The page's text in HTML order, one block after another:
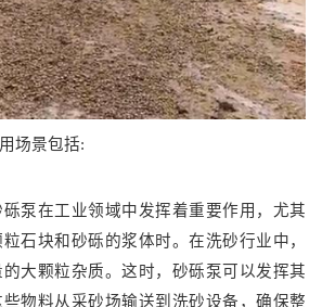
场景包括:
泵在工业领域中发挥着重要作用，尤其
石块和砂砾的浆体时。在洗砂行业中，
大颗粒杂质。这时，砂砾泵可以发挥其
物料从采砂场输送到洗砂设备，确保整